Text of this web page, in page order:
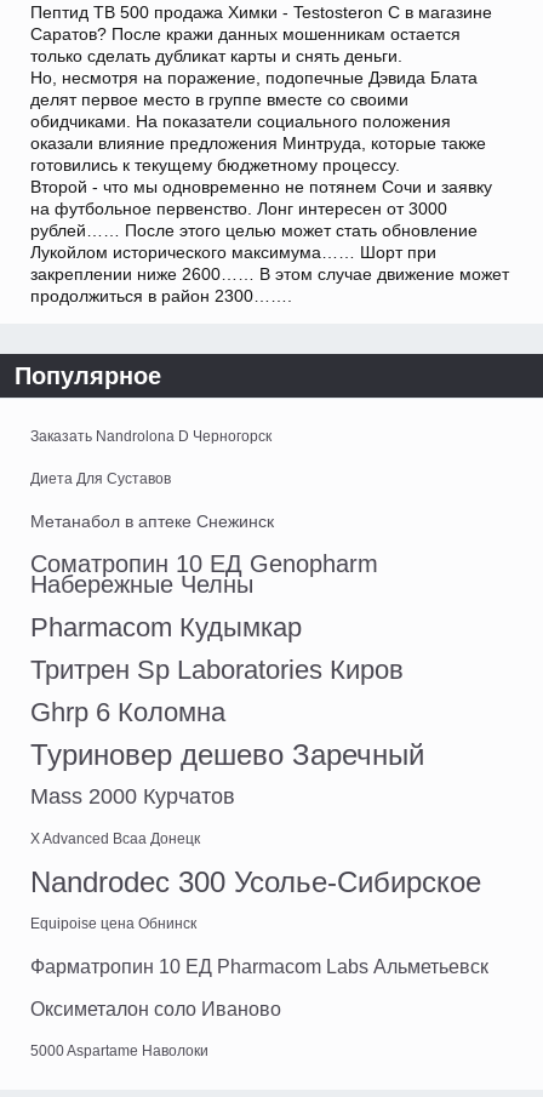
Пептид TB 500 продажа Химки - Testosteron C в магазине
Саратов? После кражи данных мошенникам остается
только сделать дубликат карты и снять деньги.
Но, несмотря на поражение, подопечные Дэвида Блата
делят первое место в группе вместе со своими
обидчиками. На показатели социального положения
оказали влияние предложения Минтруда, которые также
готовились к текущему бюджетному процессу.
Второй - что мы одновременно не потянем Сочи и заявку
на футбольное первенство. Лонг интересен от 3000
рублей…… После этого целью может стать обновление
Лукойлом исторического максимума…… Шорт при
закреплении ниже 2600…… В этом случае движение может
продолжиться в район 2300…….
Популярное
Заказать Nandrolona D Черногорск
Диета Для Суставов
Метанабол в аптеке Снежинск
Соматропин 10 ЕД Genopharm
Набережные Челны
Pharmacom Кудымкар
Тритрен Sp Laboratories Киров
Ghrp 6 Коломна
Туриновер дешево Заречный
Mass 2000 Курчатов
X Advanced Bcaa Донецк
Nandrodec 300 Усолье-Сибирское
Equipoise цена Обнинск
Фарматропин 10 ЕД Pharmacom Labs Альметьевск
Оксиметалон соло Иваново
5000 Aspartame Наволоки